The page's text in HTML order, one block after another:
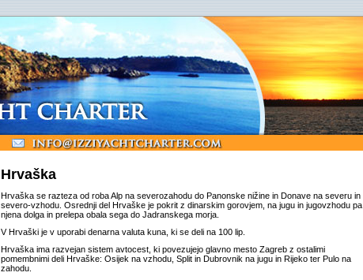
Hrvaška
Hrvaška se razteza od roba Alp na severozahodu do Panonske nižine in Donave na severu in
severo-vzhodu. Osrednji del Hrvaške je pokrit z dinarskim gorovjem, na jugu in jugovzhodu pa
njena dolga in prelepa obala sega do Jadranskega morja.
V Hrvaški je v uporabi denarna valuta kuna, ki se deli na 100 lip.
Hrvaška ima razvejan sistem avtocest, ki povezujejo glavno mesto Zagreb z ostalimi
pomembnimi deli Hrvaške: Osijek na vzhodu, Split in Dubrovnik na jugu in Rijeko ter Pulo na
zahodu.